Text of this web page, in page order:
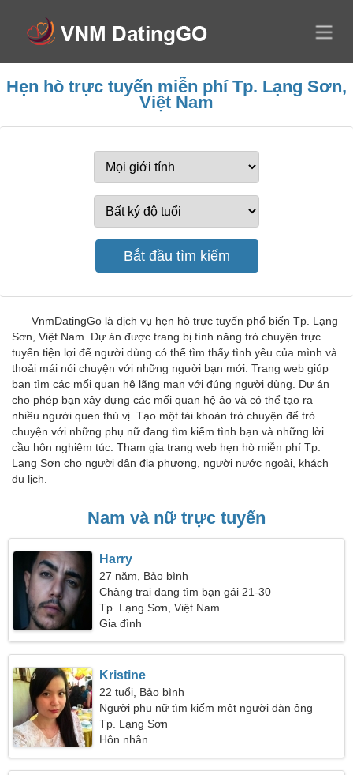
Hẹn hò trực tuyến miễn phí Tp. Lạng Sơn,
Việt Nam
VnmDatingGo là dịch vụ hẹn hò trực tuyến phổ biến Tp. Lạng
Sơn, Việt Nam. Dự án được trang bị tính năng trò chuyện trực
tuyến tiện lợi để người dùng có thể tìm thấy tình yêu của mình và
thoải mái nói chuyện với những người bạn mới. Trang web giúp
bạn tìm các mối quan hệ lãng mạn với đúng người dùng. Dự án
cho phép bạn xây dựng các mối quan hệ ảo và có thể tạo ra
nhiều người quen thú vị. Tạo một tài khoản trò chuyện để trò
chuyện với những phụ nữ đang tìm kiếm tình bạn và những lời
cầu hôn nghiêm túc. Tham gia trang web hẹn hò miễn phí Tp.
Lạng Sơn cho người dân địa phương, người nước ngoài, khách
du lịch.
Nam và nữ trực tuyến
Harry
27 năm, Bảo bình
Chàng trai đang tìm bạn gái 21-30
Tp. Lạng Sơn, Việt Nam
Gia đình
Kristine
22 tuổi, Bảo bình
Người phụ nữ tìm kiếm một người đàn ông
Tp. Lạng Sơn
Hôn nhân